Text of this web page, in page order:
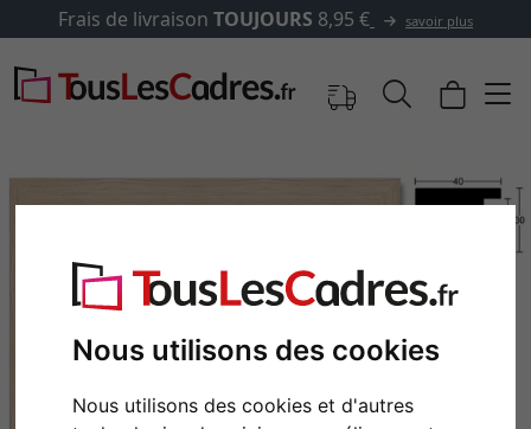
Nous utilisons des cookies
Nous utilisons des cookies et d'autres
savoir plus ✓500 000 articles au choix